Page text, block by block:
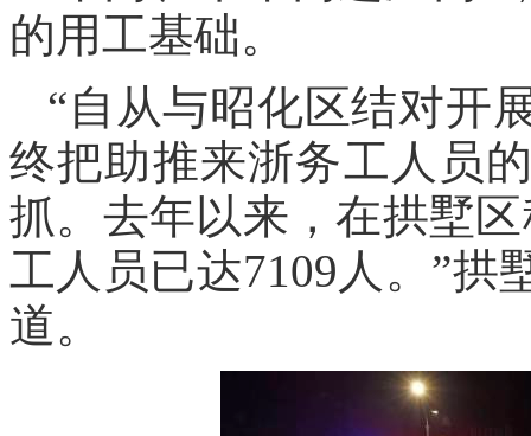
的用工基础。
“自从与昭化区结对开
终把助推来浙务工人员
抓。去年以来，在拱墅
工人员已达7109人。”拱
道。